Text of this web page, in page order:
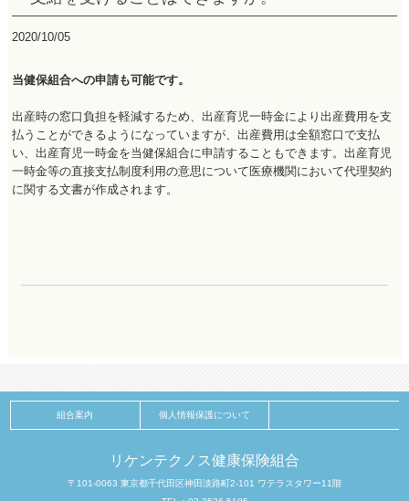
2020/10/05
当健保組合への申請も可能です。
出産時の窓口負担を軽減するため、出産育児一時金により出産費用を支
払うことができるようになっていますが、出産費用は全額窓口で支払
い、出産育児一時金を当健保組合に申請することもできます。出産育児
一時金等の直接支払制度利用の意思について医療機関において代理契約
に関する文書が作成されます。
組合案内 個人情報保護について
リケンテクノス健康保険組合
〒101-0063 東京都千代田区神田淡路町2-101 ワテラスタワー11階